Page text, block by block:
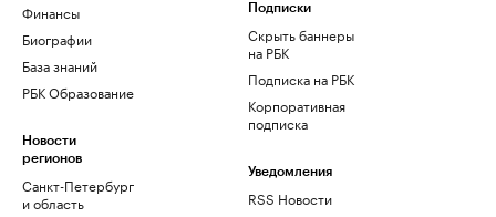
Финансы
Биографии
База знаний
РБК Образование
Новости
регионов
Санкт-Петербург
и область
Подписки
Скрыть баннеры
на РБК
Подписка на РБК
Корпоративная
подписка
Уведомления
RSS Новости